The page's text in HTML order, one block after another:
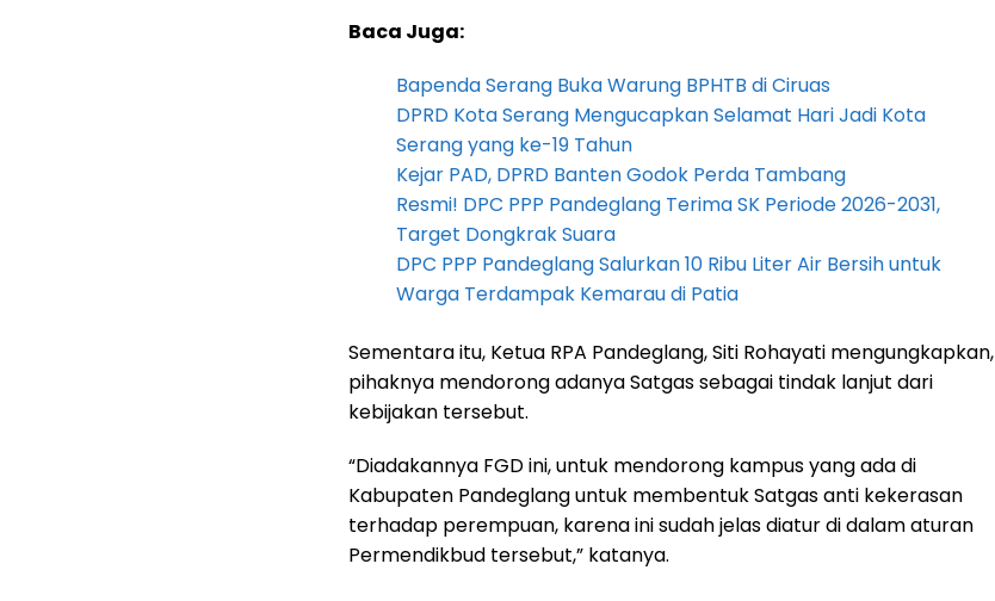
Baca Juga:
Bapenda Serang Buka Warung BPHTB di Ciruas
DPRD Kota Serang Mengucapkan Selamat Hari Jadi Kota
Serang yang ke-19 Tahun
Kejar PAD, DPRD Banten Godok Perda Tambang
Resmi! DPC PPP Pandeglang Terima SK Periode 2026-2031,
Target Dongkrak Suara
DPC PPP Pandeglang Salurkan 10 Ribu Liter Air Bersih untuk
Warga Terdampak Kemarau di Patia
Sementara itu, Ketua RPA Pandeglang, Siti Rohayati mengungkapkan,
pihaknya mendorong adanya Satgas sebagai tindak lanjut dari
kebijakan tersebut.
“Diadakannya FGD ini, untuk mendorong kampus yang ada di
Kabupaten Pandeglang untuk membentuk Satgas anti kekerasan
terhadap perempuan, karena ini sudah jelas diatur di dalam aturan
Permendikbud tersebut,” katanya.